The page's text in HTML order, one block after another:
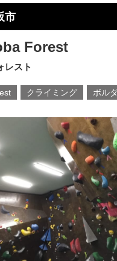
市
Forest
レスト
クライミング ボル